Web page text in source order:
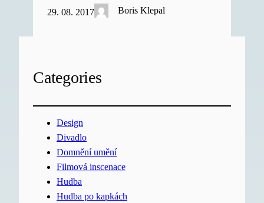
29. 08. 2017 Boris Klepal
Categories
Design
Divadlo
Domnění umění
Filmová inscenace
Hudba
Hudba po kapkách